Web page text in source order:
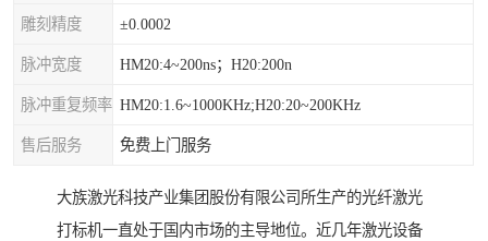
雕刻精度 ±0.0002
脉冲宽度 HM20:4~200ns；H20:200n
脉冲重复频率 HM20:1.6~1000KHz;H20:20~200KHz
售后服务 免费上门服务
大族激光科技产业集团股份有限公司所生产的光纤激光
打标机一直处于国内市场的主导地位。近几年激光设备